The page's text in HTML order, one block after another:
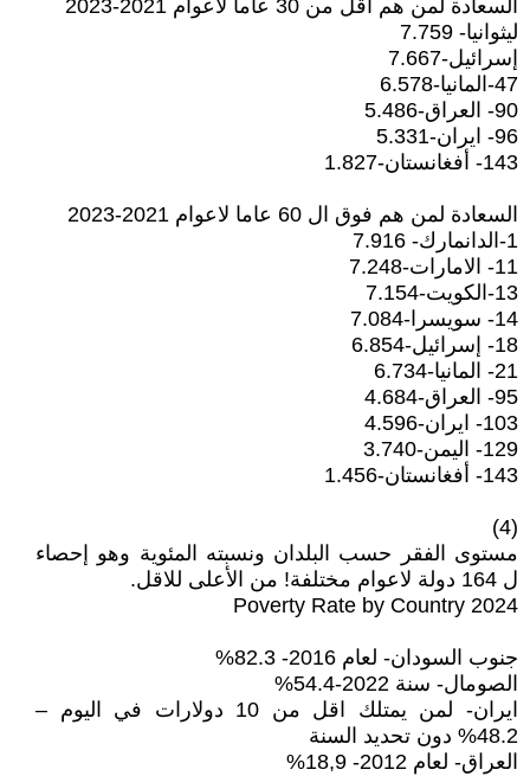
السعادة لمن هم اقل من 30 عاما لاعوام 2021-2023
ليثوانيا- 7.759
إسرائيل-7.667
47-المانيا-6.578
90- العراق-5.486
96- ايران-5.331
143- أفغانستان-1.827
السعادة لمن هم فوق ال 60 عاما لاعوام 2021-2023
1-الدانمارك- 7.916
11- الامارات-7.248
13-الكويت-7.154
14- سويسرا-7.084
18- إسرائيل-6.854
21- المانيا-6.734
95- العراق-4.684
103- ايران-4.596
129- اليمن-3.740
143- أفغانستان-1.456
(4)
مستوى الفقر حسب البلدان ونسبته المئوية وهو إحصاء
ل 164 دولة لاعوام مختلفة! من الأعلى للاقل.
Poverty Rate by Country 2024
جنوب السودان- لعام 2016- 82.3%
الصومال- سنة 2022-54.4%
ايران- لمن يمتلك اقل من 10 دولارات في اليوم –
48.2% دون تحديد السنة
العراق- لعام 2012- 18,9%